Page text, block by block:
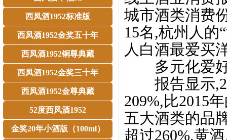
西凤酒1952标准版
西凤酒1952金奖五十年
西凤酒1952铜尊典藏
西凤酒1952金奖三十年
西凤酒1952金尊典藏
52度西凤酒1952
金奖20年小酒版（100ml）
城市酒类消费
15名,杭州人的
人白酒最爱买
多元化爱好
报告显示
209%,比2015
五大酒类的品
超过260%,黄